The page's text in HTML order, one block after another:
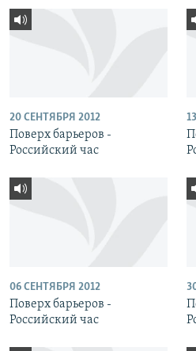
20 СЕНТЯБРЯ 2012
Поверх барьеров -
Российский час
06 СЕНТЯБРЯ 2012
Поверх барьеров -
Российский час